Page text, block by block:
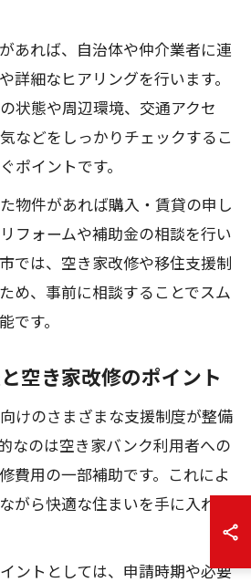
あれば、自治体や仲介業者に連
詳細なヒアリングを行います。
状態や周辺環境、交通アクセ
などをしっかりチェックするこ
ポイントです。
物件があれば購入・賃貸の申し
フォームや補助金の相談を行い
では、空き家改修や移住支援制
め、事前に相談することでスム
です。
空き家改修のポイント
けのさまざまな支援制度が整備
なのは空き家バンク利用者への
費用の一部補助です。これによ
がら快適な住まいを手に入れや
ントとしては、申請時期や必要